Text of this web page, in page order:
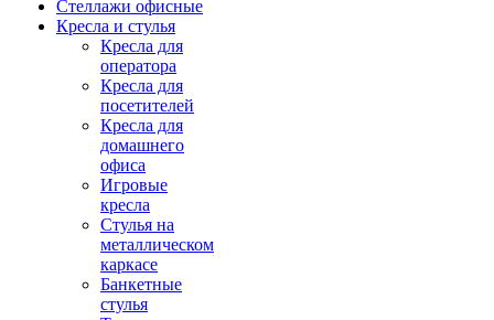
Стеллажи офисные
Кресла и стулья
Кресла для
оператора
Кресла для
посетителей
Кресла для
домашнего
офиса
Игровые
кресла
Стулья на
металлическом
каркасе
Банкетные
стулья